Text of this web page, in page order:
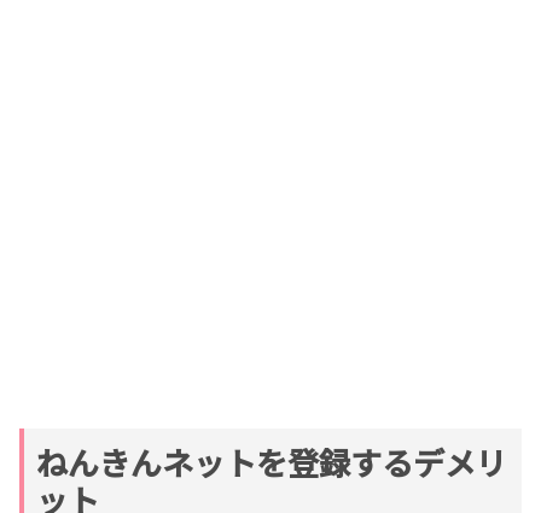
ねんきんネットを登録するデメリ
ット